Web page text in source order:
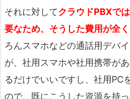
それに対してクラウドPBXで
要なため、そうした費用が全
ろんスマホなどの通話用デバ
が、社用スマホや社用携帯が
るだけでいいですし、社用PC
ので、既にこうした資源を持